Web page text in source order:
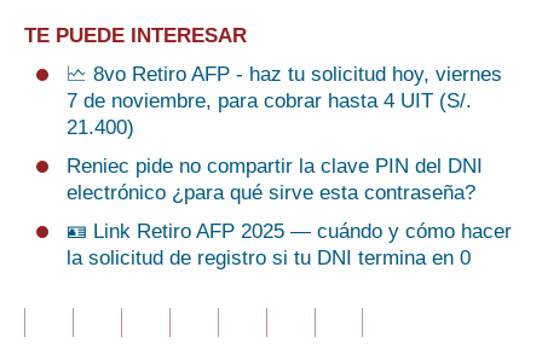
TE PUEDE INTERESAR
🗠 8vo Retiro AFP - haz tu solicitud hoy, viernes
7 de noviembre, para cobrar hasta 4 UIT (S/.
21.400)
Reniec pide no compartir la clave PIN del DNI
electrónico ¿para qué sirve esta contraseña?
🪪 Link Retiro AFP 2025 — cuándo y cómo hacer
la solicitud de registro si tu DNI termina en 0